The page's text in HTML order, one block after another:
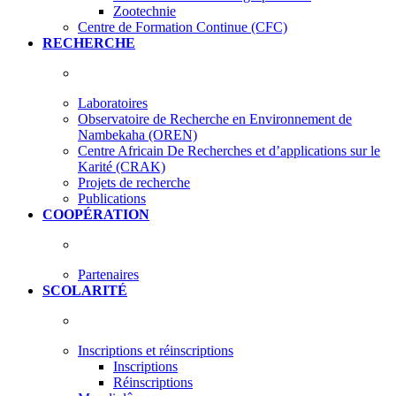
Zootechnie
Centre de Formation Continue (CFC)
RECHERCHE
Laboratoires
Observatoire de Recherche en Environnement de
Nambekaha (OREN)
Centre Africain De Recherches et d’applications sur le
Karité (CRAK)
Projets de recherche
Publications
COOPÉRATION
Partenaires
SCOLARITÉ
Inscriptions et réinscriptions
Inscriptions
Réinscriptions